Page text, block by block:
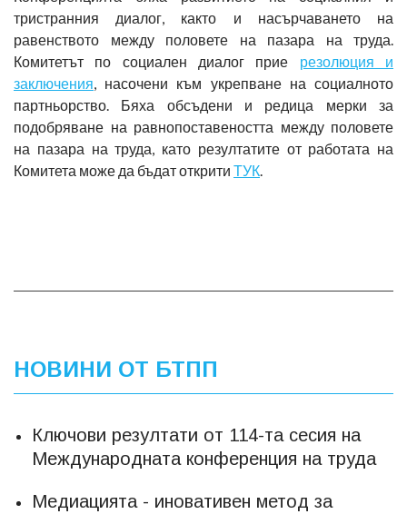
тристранния диалог, както и насърчаването на
равенството между половете на пазара на труда.
Комитетът по социален диалог прие резолюция и
заключения, насочени към укрепване на социалното
партньорство. Бяха обсъдени и редица мерки за
подобряване на равнопоставеността между половете
на пазара на труда, като резултатите от работата на
Комитета може да бъдат открити ТУК.
НОВИНИ ОТ БТПП
Ключови резултати от 114-та сесия на
Международната конференция на труда
Медиацията - иновативен метод за